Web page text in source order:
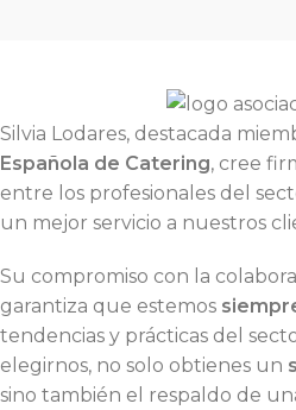
Silvia Lodares, destacada
Española de Catering, cree
entre los profesionales del
un mejor servicio a nuestros
Su compromiso con la
garantiza que estemos
tendencias y prácticas del
elegirnos, no solo obtienes un
sino también el respaldo de